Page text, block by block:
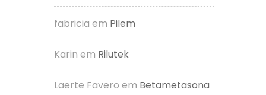
fabricia em Pilem
Karin em Rilutek
Laerte Favero em Betametasona